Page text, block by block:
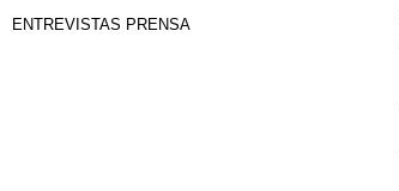
ENTREVISTAS PRENSA